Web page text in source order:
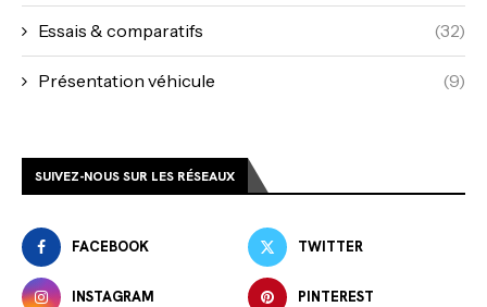
Essais & comparatifs (32)
Présentation véhicule (9)
SUIVEZ-NOUS SUR LES RÉSEAUX
FACEBOOK TWITTER
INSTAGRAM PINTEREST